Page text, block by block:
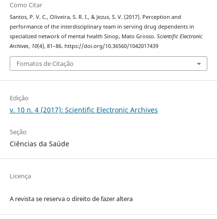
Como Citar
Santos, P. V. C., Oliveira, S. R. I., & Jezus, S. V. (2017). Perception and
performance of the interdisciplinary team in serving drug dependents in
specialized network of mental health Sinop, Mato Grosso. Scientific Electronic
Archives, 10(4), 81–86. https://doi.org/10.36560/1042017439
Fomatos de Citação
Edição
v. 10 n. 4 (2017): Scientific Electronic Archives
Seção
Ciências da Saúde
Licença
A revista se reserva o direito de fazer altera